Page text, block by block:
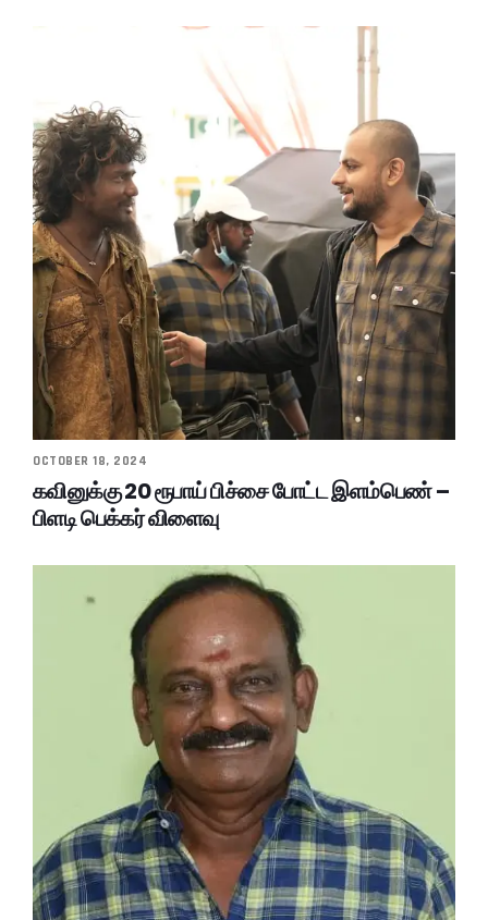
OCTOBER 18, 2024
கவினுக்கு 20 ரூபாய் பிச்சை போட்ட இளம்பெண் –
பிளடி பெக்கர் விளைவு